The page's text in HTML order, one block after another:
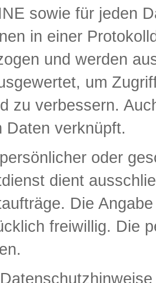
sowie für jeden
in einer
und werden
um
zu verbessern.
Daten verknüpft.
oder
dient
Die
freiwillig. Die